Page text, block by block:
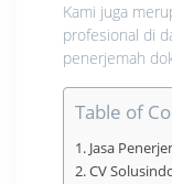
Kami juga
profesional di
penerjemah
Table of
Jasa
CV